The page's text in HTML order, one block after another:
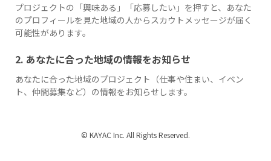
プロジェクトの「興味ある」「応募したい」を押すと、あなた
のプロフィールを見た地域の人からスカウトメッセージが届く
可能性があります。
2. あなたに合った地域の情報をお知らせ
あなたに合った地域のプロジェクト（仕事や住まい、イベン
ト、仲間募集など）の情報をお知らせします。
© KAYAC Inc. All Rights Reserved.